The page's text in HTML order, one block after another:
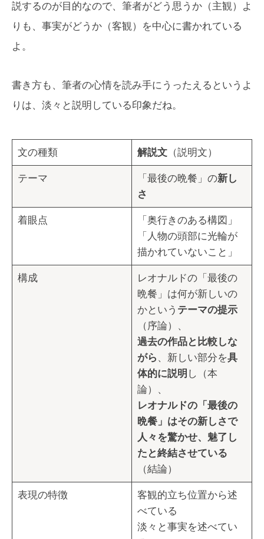
説するのが目的なので、筆者がどう思うか（主観）よ
りも、事実がどうか（客観）を中心に書かれている
よ。
書き方も、筆者の心情を読み手にうったえるというよ
りは、淡々と説明している印象だね。
文の種類 解説文（説明文）
テーマ 「最後の晩餐」の新し
さ
着眼点
「奥行きのある構図」
「人物の頭部に光輪が
描かれていないこと」
構成
レオナルドの「最後の
晩餐」は何が新しいの
かという テーマの提示
（序論）、
過去の作品と比較しな
がら 、新しい部分を具
体的に説明 し（本
論）、
レオナルドの「最後の
晩餐」はその新しさで
人々を驚かせ、魅了し
たと終結させている
（結論）
表現の特徴
客観的立ち位置から述
べている
淡々と事実を述べてい